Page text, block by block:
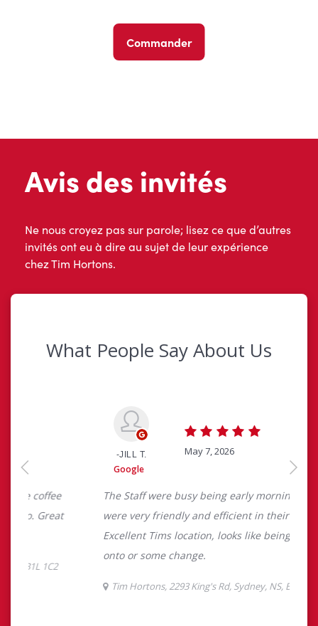
Commander
Avis des invités
Ne nous croyez pas sur parole; lisez ce que d’autres
invités ont eu à dire au sujet de leur expérience
chez Tim Hortons.